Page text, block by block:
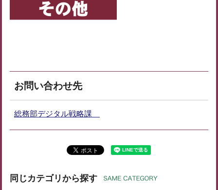
お問い合わせ先
総務部デジタル戦略課
同じカテゴリから探す